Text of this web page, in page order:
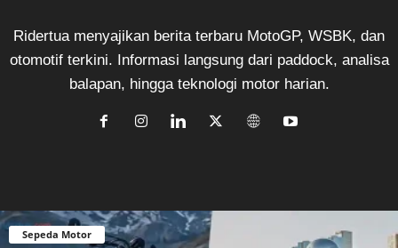
Ridertua menyajikan berita terbaru MotoGP, WSBK, dan
otomotif terkini. Informasi langsung dari paddock, analisa
balapan, hingga teknologi motor harian.
Sepeda Motor